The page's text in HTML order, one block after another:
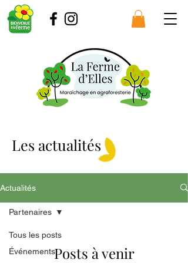
Les actualités
Actualités
Tous les posts
Événements
Partenaires
Posts à venir